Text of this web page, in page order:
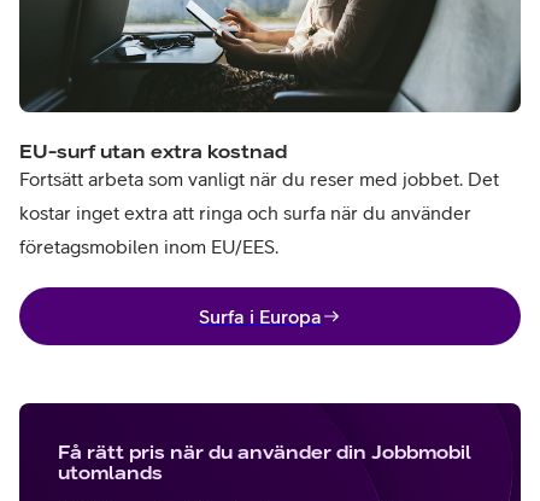
EU-surf utan extra kostnad
Fortsätt arbeta som vanligt när du reser med jobbet. Det
kostar inget extra att ringa och surfa när du använder
företagsmobilen inom EU/EES.
Surfa i Europa
Få rätt pris när du använder din Jobbmobil
utomlands